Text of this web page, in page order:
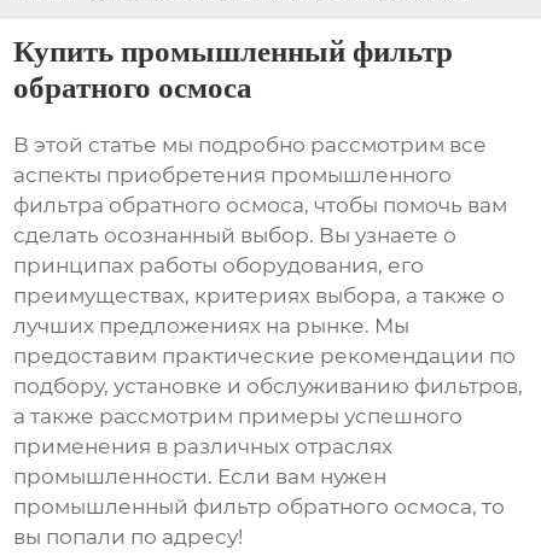
Купить промышленный фильтр
обратного осмоса
В этой статье мы подробно рассмотрим все
аспекты приобретения промышленного
фильтра обратного осмоса, чтобы помочь вам
сделать осознанный выбор. Вы узнаете о
принципах работы оборудования, его
преимуществах, критериях выбора, а также о
лучших предложениях на рынке. Мы
предоставим практические рекомендации по
подбору, установке и обслуживанию фильтров,
а также рассмотрим примеры успешного
применения в различных отраслях
промышленности. Если вам нужен
промышленный фильтр обратного осмоса, то
вы попали по адресу!